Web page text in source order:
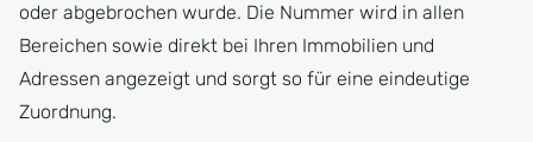
oder abgebrochen wurde. Die Nummer wird in allen
Bereichen sowie direkt bei Ihren Immobilien und
Adressen angezeigt und sorgt so für eine eindeutige
Zuordnung.